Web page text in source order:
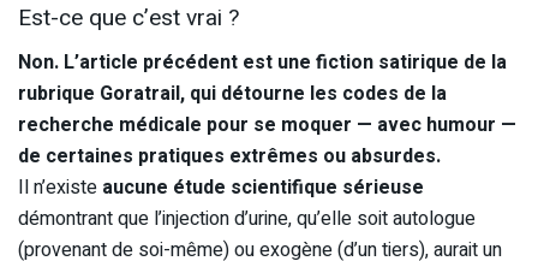
Est-ce que c’est vrai ?
Non. L’article précédent est une fiction satirique de la
rubrique Goratrail, qui détourne les codes de la
recherche médicale pour se moquer — avec humour —
de certaines pratiques extrêmes ou absurdes.
Il n’existe aucune étude scientifique sérieuse
démontrant que l’injection d’urine, qu’elle soit autologue
(provenant de soi-même) ou exogène (d’un tiers), aurait un